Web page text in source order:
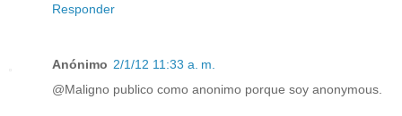
Responder
Anónimo 2/1/12 11:33 a. m.
@Maligno publico como anonimo porque soy anonymous.